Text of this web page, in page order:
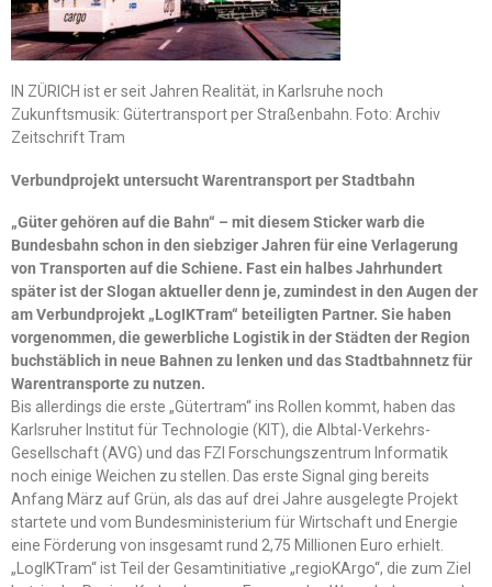
IN ZÜRICH ist er seit Jahren Realität, in Karlsruhe noch
Zukunftsmusik: Gütertransport per Straßenbahn. Foto: Archiv
Zeitschrift Tram
Verbundprojekt untersucht Warentransport per Stadtbahn
„Güter gehören auf die Bahn“ – mit diesem Sticker warb die
Bundesbahn schon in den siebziger Jahren für eine Verlagerung
von Transporten auf die Schiene. Fast ein halbes Jahrhundert
später ist der Slogan aktueller denn je, zumindest in den Augen der
am Verbundprojekt „LogIKTram“ beteiligten Partner. Sie haben
vorgenommen, die gewerbliche Logistik in der Städten der Region
buchstäblich in neue Bahnen zu lenken und das Stadtbahnnetz für
Warentransporte zu nutzen.
Bis allerdings die erste „Gütertram“ ins Rollen kommt, haben das
Karlsruher Institut für Technologie (KIT), die Albtal-Verkehrs-
Gesellschaft (AVG) und das FZI Forschungszentrum Informatik
noch einige Weichen zu stellen. Das erste Signal ging bereits
Anfang März auf Grün, als das auf drei Jahre ausgelegte Projekt
startete und vom Bundesministerium für Wirtschaft und Energie
eine Förderung von insgesamt rund 2,75 Millionen Euro erhielt.
„LogIKTram“ ist Teil der Gesamtinitiative „regioKArgo“, die zum Ziel